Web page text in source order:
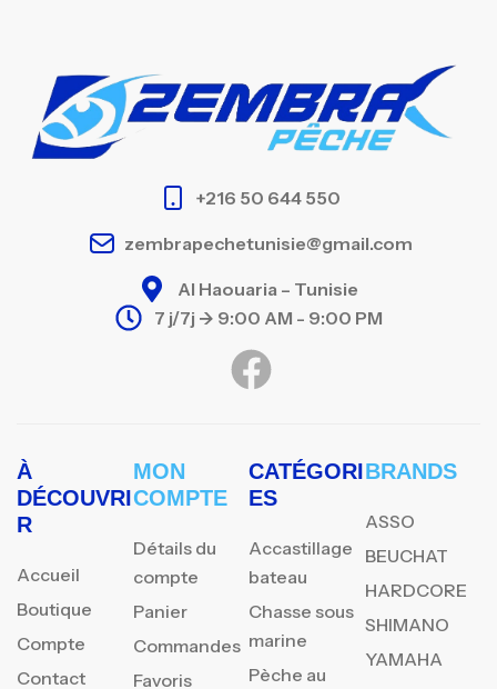
+216 50 644 550
zembrapechetunisie@gmail.com
Al Haouaria – Tunisie
7 j/7j -> 9:00 AM - 9:00 PM
À
DÉCOUVRI
R
Accueil
Boutique
Compte
Contact
MON
COMPTE
Détails du
compte
Panier
Commandes
Favoris
CATÉGORI
ES
Accastillage
bateau
Chasse sous
marine
Pèche au
BRANDS
ASSO
BEUCHAT
HARDCORE
SHIMANO
YAMAHA